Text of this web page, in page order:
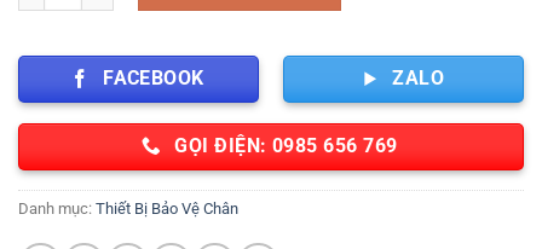
FACEBOOK ZALO
GỌI ĐIỆN: 0985 656 769
Danh mục: Thiết Bị Bảo Vệ Chân